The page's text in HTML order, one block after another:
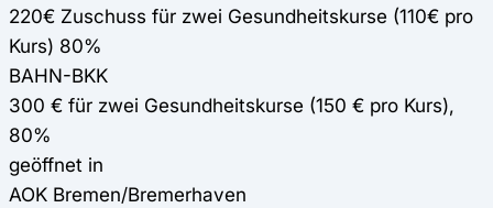
220€ Zuschuss für zwei Gesundheitskurse (110€ pro
Kurs) 80%
BAHN-BKK
300 € für zwei Gesundheitskurse (150 € pro Kurs),
80%
geöffnet in
AOK Bremen/Bremerhaven